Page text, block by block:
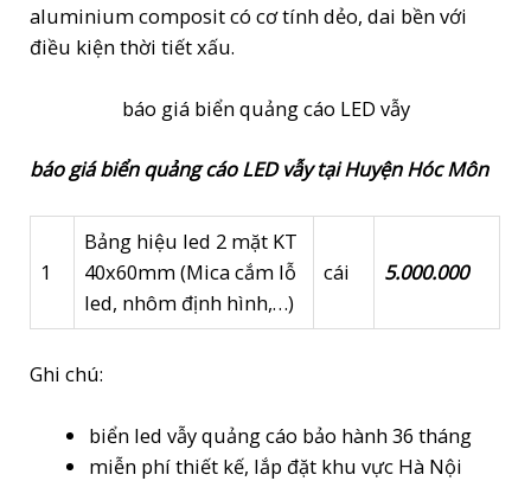
aluminium composit có cơ tính dẻo, dai bền với
điều kiện thời tiết xấu.
báo giá biển quảng cáo LED vẫy
báo giá biển quảng cáo LED vẫy tại Huyện Hóc Môn
1
Bảng hiệu led 2 mặt KT
40x60mm (Mica cắm lỗ
led, nhôm định hình,…)
cái 5.000.000
Ghi chú:
biển led vẫy quảng cáo bảo hành 36 tháng
miễn phí thiết kế, lắp đặt khu vực Hà Nội